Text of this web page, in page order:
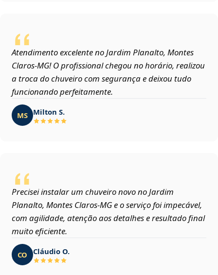
Atendimento excelente no Jardim Planalto, Montes
Claros‑MG! O profissional chegou no horário, realizou
a troca do chuveiro com segurança e deixou tudo
funcionando perfeitamente.
MS Milton S.
Precisei instalar um chuveiro novo no Jardim
Planalto, Montes Claros‑MG e o serviço foi impecável,
com agilidade, atenção aos detalhes e resultado final
muito eficiente.
CO Cláudio O.